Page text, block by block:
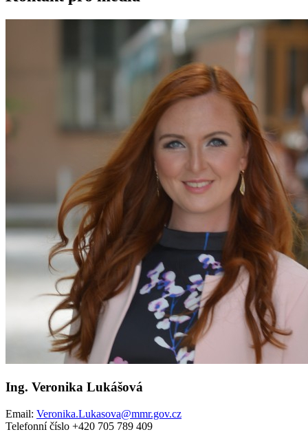
Ing. Veronika Lukášová
Email: Veronika.Lukasova@mmr.gov.cz
Telefonní číslo +420 705 789 409